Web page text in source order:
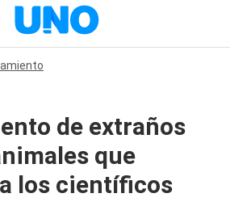
de extraños
que
los científicos